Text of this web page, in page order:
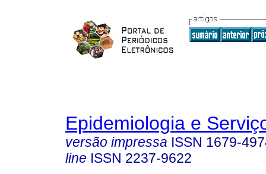
Epidemiologia e
versão impressa ISSN 1679-
line ISSN 2237-9622